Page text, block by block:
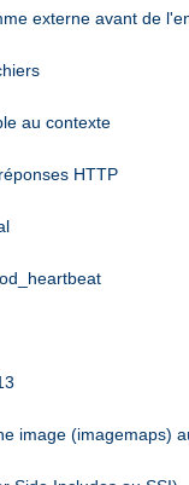
externe avant de
au contexte
HTTP
image (imagemaps)